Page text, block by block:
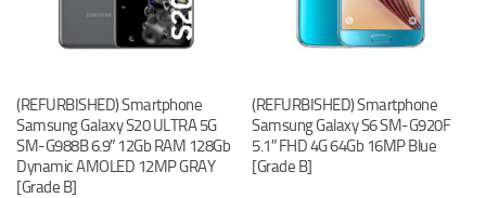
(REFURBISHED) Smartphone
Samsung Galaxy S20 ULTRA 5G
SM-G988B 6.9″ 12Gb RAM 128Gb
Dynamic AMOLED 12MP GRAY
[Grade B]
(REFURBISHED) Smartphone
Samsung Galaxy S6 SM-G920F
5.1″ FHD 4G 64Gb 16MP Blue
[Grade B]